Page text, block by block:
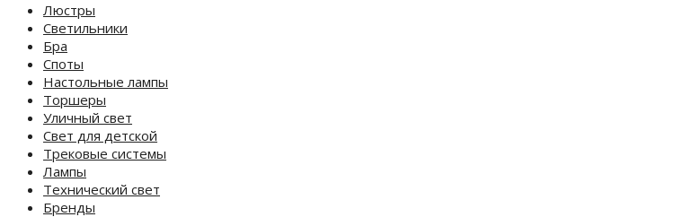
Люстры
Светильники
Бра
Споты
Настольные лампы
Торшеры
Уличный свет
Свет для детской
Трековые системы
Лампы
Технический свет
Бренды